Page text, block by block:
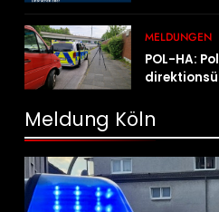
MELDUNGEN
POL-HA:
Meldung Köln